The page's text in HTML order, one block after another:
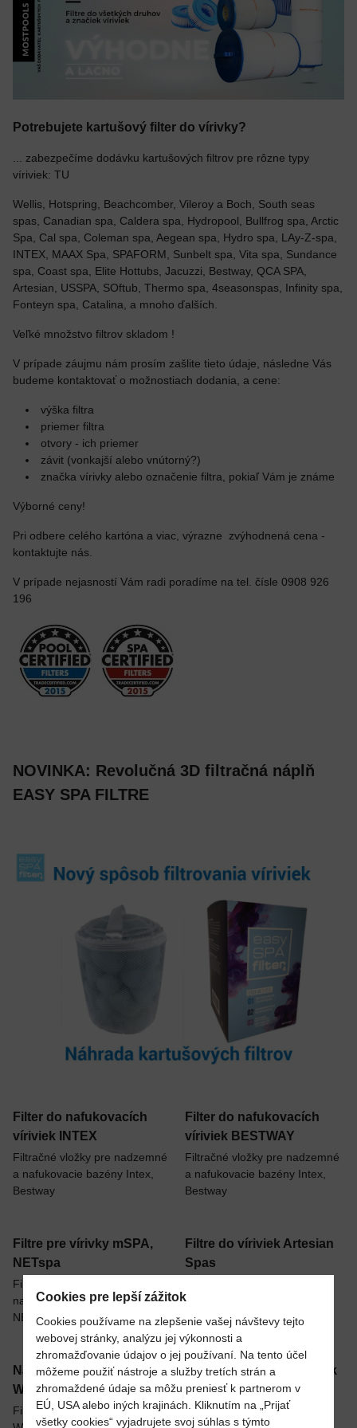
Potrebujete kartušový filter do vírivky?
... zabezpečíme dodávku kartušových filtrov pre rôzne typy
víriviek: TU
Wellis, Hotspring, Beachcomber, Vileroy a Boch, South seas
spas, Canadian spa, Caldera spa, Hydropool, Bullfrog spa, Arctic
Spa, Cal spa, Coleman spa, Aegean spa, Hydro spa, LAy-Z-spa,
INTEX, MAAX Spa, SPAFORM, Sunbelt spa, Vita spa, Sundance
spa, Coast spa, Elite Hottubs, Jacuzzi, Bestway, QCA SPA,
Artesian, USSPA, SOftub, Thermo spa, 4seasonspas, Infinity spa,
Fonteyn spa, Catalina, a mnoho ďalších.
Veľké množstvo filtrov skladom !
V prípade záujmu nám prosím zašlite tieto údaje, následne Vás
budeme kontaktovať o možnostiach dodania, a cene:
výška filtra
priemer filtra
otvory - ich priemer
závit (vonkajší alebo vnútorný?)
značka vírivky alebo označenie filtra, pokiaľ Vám je známe
Výborné ceny!
Pri odbere celého kartóna a viac, výrazne zvýhodnená cena -
kontaktujte nás.
V prípade nejasností Vám radi poradíme na tel. čísle 0908 926
196
NOVINKA: Revolučná 3D filtračná náplň
EASY SPA FILTRE
Filter do nafukovacích
víriviek INTEX
Filtračné vložky pre nadzemné
a nafukovacie bazény Intex,
Bestway
Filter do nafukovacích
víriviek BESTWAY
Filtračné vložky pre nadzemné
a nafukovacie bazény Intex,
Bestway
Filtre pre vírivky mSPA,
NETspa
Filtračné vložky do
nafukovacích víriviek mSPA a
NETspa
Filtre do víriviek Artesian
Spas
Artesian Spas
Náhradné filtre do víriviek
Wellis
Filter do prenosnej vírivky
Čistenie filtrov do víriviek
Čistenie a údržba filtračných
vložiek
Cookies pre lepší zážitok
Cookies používame na zlepšenie vašej návštevy tejto
webovej stránky, analýzu jej výkonnosti a
zhromažďovanie údajov o jej používaní. Na tento účel
môžeme použiť nástroje a služby tretích strán a
zhromaždené údaje sa môžu preniesť k partnerom v
EÚ, USA alebo iných krajinách. Kliknutím na „Prijať
všetky cookies“ vyjadrujete svoj súhlas s týmto